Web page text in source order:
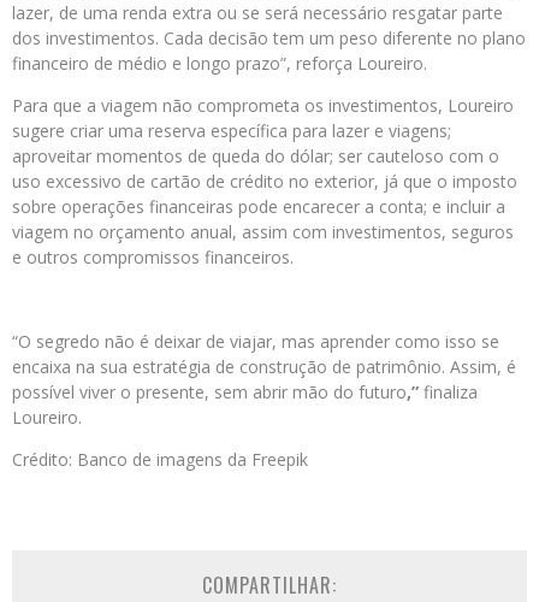
lazer, de uma renda extra ou se será necessário resgatar parte
dos investimentos. Cada decisão tem um peso diferente no plano
financeiro de médio e longo prazo”, reforça Loureiro.
Para que a viagem não comprometa os investimentos, Loureiro
sugere criar uma reserva específica para lazer e viagens;
aproveitar momentos de queda do dólar; ser cauteloso com o
uso excessivo de cartão de crédito no exterior, já que o imposto
sobre operações financeiras pode encarecer a conta; e incluir a
viagem no orçamento anual, assim com investimentos, seguros
e outros compromissos financeiros.
“O segredo não é deixar de viajar, mas aprender como isso se
encaixa na sua estratégia de construção de patrimônio. Assim, é
possível viver o presente, sem abrir mão do futuro,” finaliza
Loureiro.
Crédito: Banco de imagens da Freepik
COMPARTILHAR: